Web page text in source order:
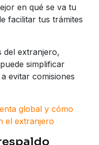
en qué se va tu
facilitar tus trámites
del extranjero,
simplificar
evitar comisiones
global y cómo
el extranjero